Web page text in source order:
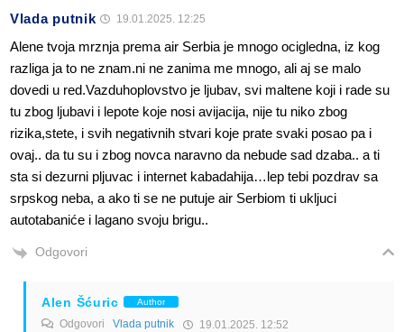
Vlada putnik 19.01.2025. 12:25
Alene tvoja mrznja prema air Serbia je mnogo ocigledna, iz kog
razliga ja to ne znam.ni ne zanima me mnogo, ali aj se malo
dovedi u red.Vazduhoplovstvo je ljubav, svi maltene koji i rade su
tu zbog ljubavi i lepote koje nosi avijacija, nije tu niko zbog
rizika,stete, i svih negativnih stvari koje prate svaki posao pa i
ovaj.. da tu su i zbog novca naravno da nebude sad dzaba.. a ti
sta si dezurni pljuvac i internet kabadahija…lep tebi pozdrav sa
srpskog neba, a ako ti se ne putuje air Serbiom ti ukljuci
autotabaniće i lagano svoju brigu..
Odgovori
Alen Šćuric Author
Odgovori Vlada putnik 19.01.2025. 12:52